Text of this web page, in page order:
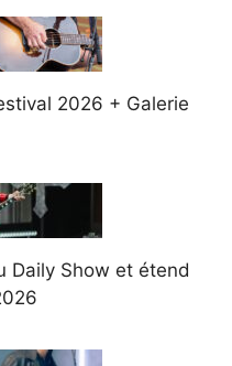
2026 + Galerie
Daily Show et étend